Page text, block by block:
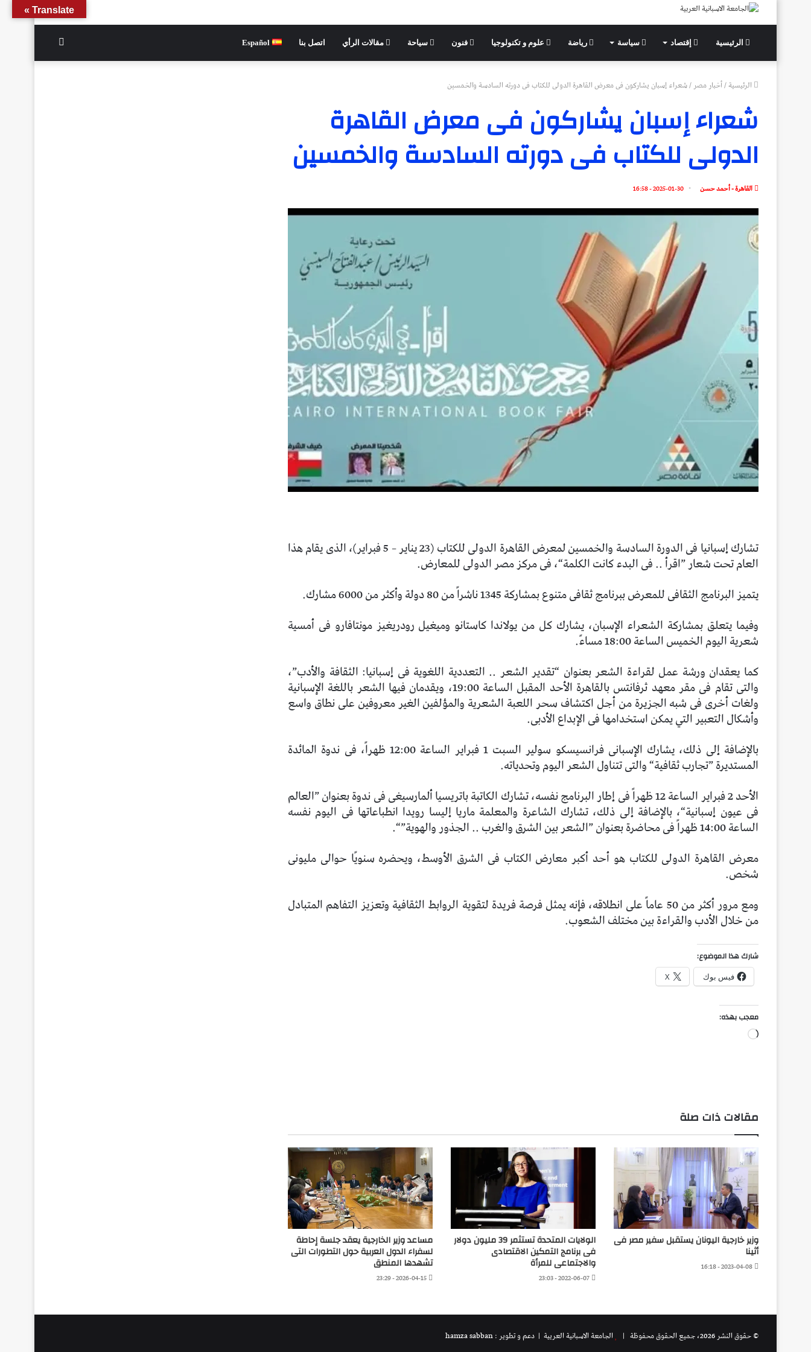
الرئيسية إقتصاد سياسة رياضة علوم و تكنولوجيا فنون سياحة مقالات الرأي اتصل بنا Español
الرئيسية/أخبار مصر/شعراء إسبان يشاركون فى معرض القاهرة الدولى للكتاب فى دورته السادسة والخمسين
شعراء إسبان يشاركون فى معرض القاهرة
الدولى للكتاب فى دورته السادسة والخمسين
القاهرة - أحمد حسن 2025-01-30 - 16:58
تشارك إسبانيا فى الدورة السادسة والخمسين لمعرض القاهرة الدولى للكتاب (23 يناير – 5 فبراير)، الذى يقام هذا
العام تحت شعار ”اقرأ .. فى البدء كانت الكلمة“، فى مركز مصر الدولى للمعارض.
يتميز البرنامج الثقافى للمعرض ببرنامج ثقافى متنوع بمشاركة 1345 ناشراً من 80 دولة وأكثر من 6000 مشارك.
وفيما يتعلق بمشاركة الشعراء الإسبان، يشارك كل من يولاندا كاستانو وميغيل رودريغيز مونتافارو فى أمسية
شعرية اليوم الخميس الساعة 18:00 مساءً.
كما يعقدان ورشة عمل لقراءة الشعر بعنوان “تقدير الشعر .. التعددية اللغوية فى إسبانيا: الثقافة والأدب”،
والتى تقام فى مقر معهد ثرفانتس بالقاهرة الأحد المقبل الساعة 19:00، ويقدمان فيها الشعر باللغة الإسبانية
ولغات أخرى فى شبه الجزيرة من أجل اكتشاف سحر اللعبة الشعرية والمؤلفين الغير معروفين على نطاق واسع
وأشكال التعبير التي يمكن استخدامها فى الإبداع الأدبى.
بالإضافة إلى ذلك، يشارك الإسبانى فرانسيسكو سولير السبت 1 فبراير الساعة 12:00 ظهراً، فى ندوة المائدة
المستديرة ”تجارب ثقافية“ والتى تتناول الشعر اليوم وتحدياته.
الأحد 2 فبراير الساعة 12 ظهراً فى إطار البرنامج نفسه، تشارك الكاتبة باتريسيا ألمارسيغى فى ندوة بعنوان ”العالم
فى عيون إسبانية“، بالإضافة إلى ذلك، تشارك الشاعرة والمعلمة ماريا إليسا رويدا انطباعاتها فى اليوم نفسه
الساعة 14:00 ظهراً فى محاضرة بعنوان ”الشعر بين الشرق والغرب .. الجذور والهوية”“.
معرض القاهرة الدولى للكتاب هو أحد أكبر معارض الكتاب فى الشرق الأوسط، ويحضره سنويًا حوالى مليونى
شخص.
ومع مرور أكثر من 50 عاماً على انطلاقه، فإنه يمثل فرصة فريدة لتقوية الروابط الثقافية وتعزيز التفاهم المتبادل
من خلال الأدب والقراءة بين مختلف الشعوب.
شارك هذا الموضوع:
فيس بوك X
معجب بهذه:
جاري
مقالات ذات صلة
وزير خارجية اليونان يستقبل سفير مصر فى
أثينا
2023-04-08 - 16:18
الولايات المتحدة تستثمر 39 مليون دولار
فى برنامج التمكين الاقتصادى
والاجتماعى للمرأة
2022-06-07 - 23:03
مساعد وزير الخارجية يعقد جلسة إحاطة
لسفراء الدول العربية حول التطورات التى
تشهدها المنطق
2026-04-15 - 23:29
© حقوق النشر 2026، جميع الحقوق محفوظة | الجامعة الاسبانية العريية | دعم و تطوير : hamza sabban
Translate »